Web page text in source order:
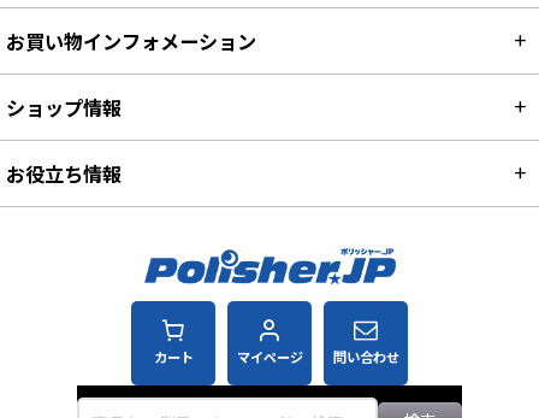
カート マイページ 問い合わせ
お買い物インフォメーション
ショップ情報
お役立ち情報